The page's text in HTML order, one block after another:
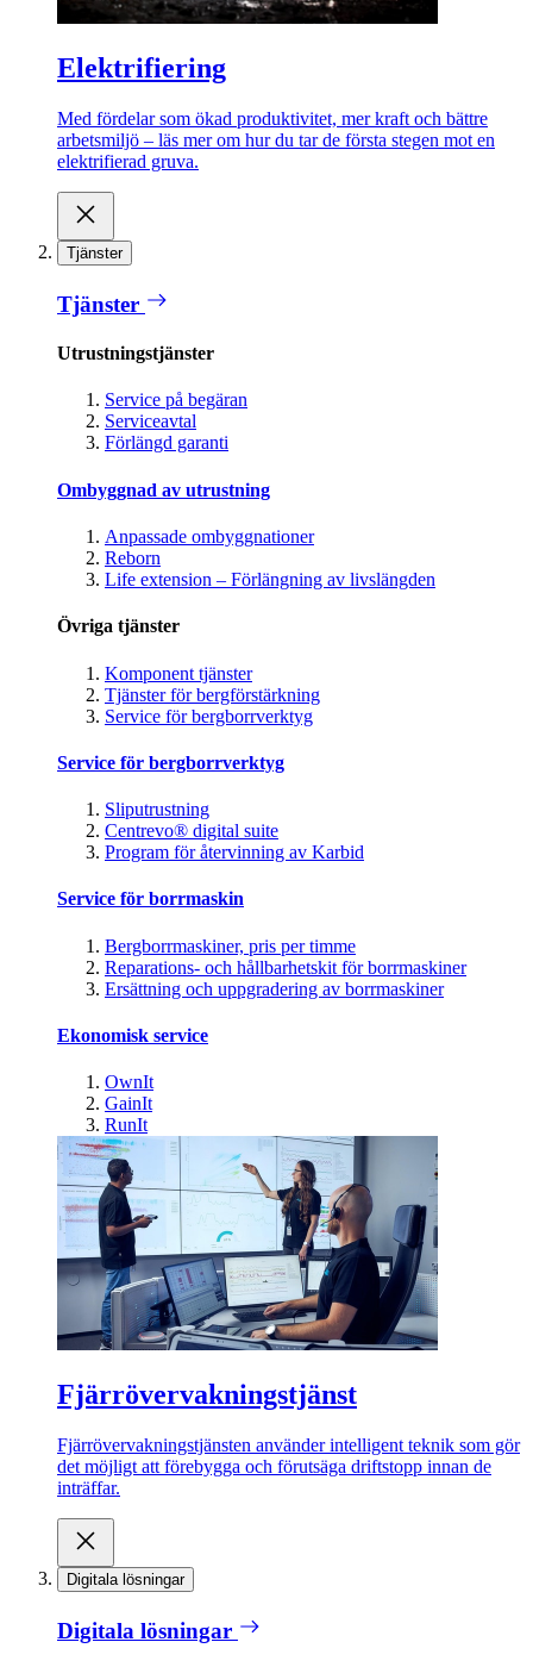
Elektrifiering
Med fördelar som ökad produktivitet, mer kraft och bättre
arbetsmiljö – läs mer om hur du tar de första stegen mot en
elektrifierad gruva.
Tjänster
Tjänster
Utrustningstjänster
Service på begäran
Serviceavtal
Förlängd garanti
Ombyggnad av utrustning
Anpassade ombyggnationer
Reborn
Life extension – Förlängning av livslängden
Övriga tjänster
Komponent tjänster
Tjänster för bergförstärkning
Service för bergborrverktyg
Service för bergborrverktyg
Sliputrustning
Centrevo® digital suite
Program för återvinning av Karbid
Service för borrmaskin
Bergborrmaskiner, pris per timme
Reparations- och hållbarhetskit för borrmaskiner
Ersättning och uppgradering av borrmaskiner
Ekonomisk service
OwnIt
GainIt
RunIt
Fjärrövervakningstjänst
Fjärrövervakningstjänsten använder intelligent teknik som gör
det möjligt att förebygga och förutsäga driftstopp innan de
inträffar.
Digitala lösningar
Digitala lösningar